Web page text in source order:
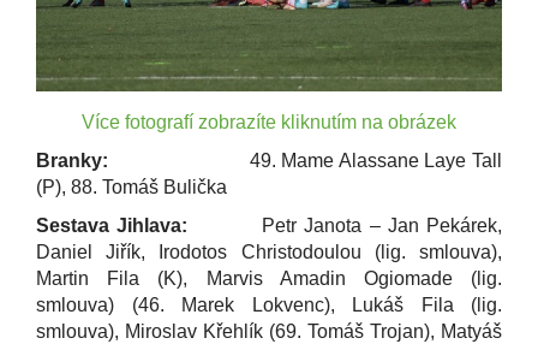
Více fotografí zobrazíte kliknutím na obrázek
Branky: 49. Mame Alassane Laye Tall
(P), 88. Tomáš Bulička
Sestava Jihlava: Petr Janota – Jan Pekárek,
Daniel Jiřík, Irodotos Christodoulou (lig. smlouva),
Martin Fila (K), Marvis Amadin Ogiomade (lig.
smlouva) (46. Marek Lokvenc), Lukáš Fila (lig.
smlouva), Miroslav Křehlík (69. Tomáš Trojan), Matyáš